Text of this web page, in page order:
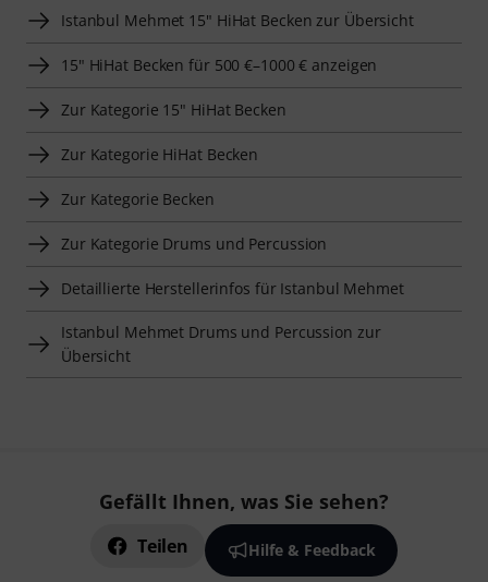
Istanbul Mehmet 15" HiHat Becken zur Übersicht
15" HiHat Becken für 500 €–1000 € anzeigen
Zur Kategorie 15" HiHat Becken
Zur Kategorie HiHat Becken
Zur Kategorie Becken
Zur Kategorie Drums und Percussion
Detaillierte Herstellerinfos für Istanbul Mehmet
Istanbul Mehmet Drums und Percussion zur
Übersicht
Gefällt Ihnen, was Sie sehen?
Teilen Hilfe & Feedback